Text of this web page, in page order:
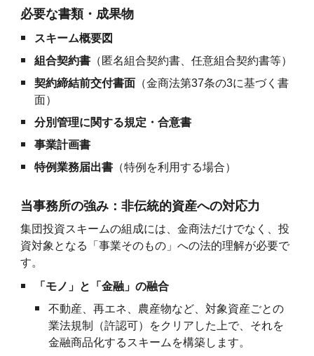
必要な書類・成果物
スキーム概要図
組合契約書 （匿名組合契約書、任意組合契約書等）
契約締結前交付書面 （金商法第37条の3に基づく書
面）
分別管理に関する規定・合意書
事業計画書
特例業務届出書 （特例を利用する場合）
当事務所の強み：非伝統的資産への対応力
集団投資スキームの組成には、金商法だけでなく、投
資対象となる「事業そのもの」への法的理解が必要で
す。
「モノ」と「金融」の融合
不動産、再エネ、農産物など、対象資産ごとの
業法規制（許認可）をクリアした上で、それを
金融商品化するスキームを構築します。